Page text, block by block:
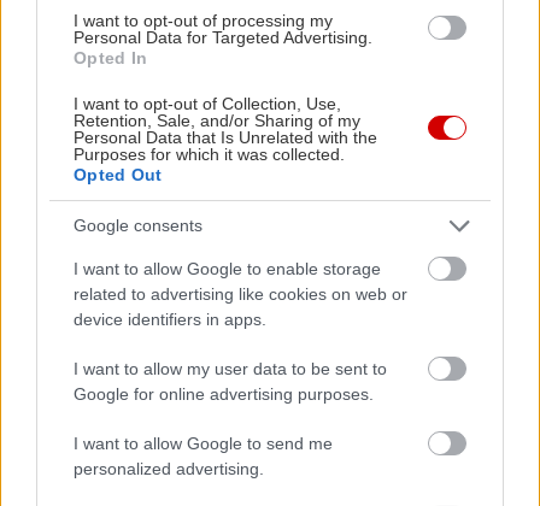
I want to opt-out of processing my
Personal Data for Targeted Advertising.
Opted In
I want to opt-out of Collection, Use,
Retention, Sale, and/or Sharing of my
Personal Data that Is Unrelated with the
Purposes for which it was collected.
Opted Out
Google consents
I want to allow Google to enable storage
related to advertising like cookies on web or
device identifiers in apps.
I want to allow my user data to be sent to
Google for online advertising purposes.
I want to allow Google to send me
personalized advertising.